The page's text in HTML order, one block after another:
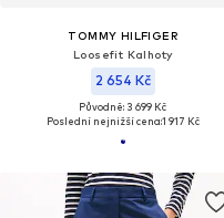
TOMMY HILFIGER
Loosefit Kalhoty
2 654 Kč
Původně: 3 699 Kč
Poslední nejnižší cena:1 917 Kč